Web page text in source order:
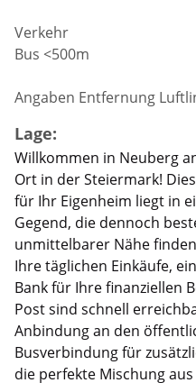
Verkehr
Bus <500m
Angaben Entfernung
Lage:
Willkommen in Neuberg
Ort in der Steiermark!
für Ihr Eigenheim liegt in
Gegend, die dennoch
unmittelbarer Nähe
Ihre täglichen Einkäufe,
Bank für Ihre finanziellen
Post sind schnell
Anbindung an den
Busverbindung für
die perfekte Mischung